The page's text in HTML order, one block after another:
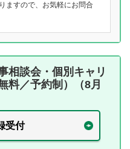
ますので、お気軽にお問合
談会・個別キャリ
料／予約制）（8月
受付